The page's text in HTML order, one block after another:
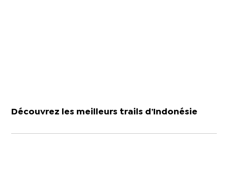
Découvrez les meilleurs trails d’Indonésie